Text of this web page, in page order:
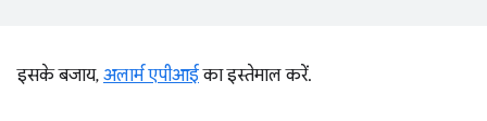
इसके बजाय, अलार्म एपीआईका इस्तेमाल करें.